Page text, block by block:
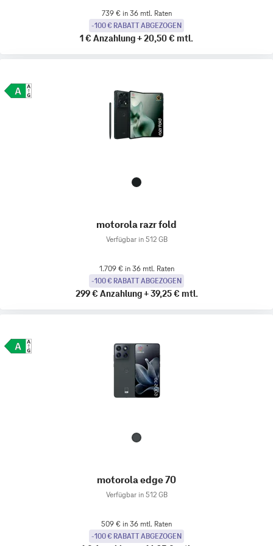
739 € in 36 mtl. Raten
-100 € RABATT ABGEZOGEN
1 € Anzahlung+20,50 € mtl.
motorola razr fold
Verfügbar in 512 GB
1.709 € in 36 mtl. Raten
-100 € RABATT ABGEZOGEN
299 € Anzahlung+39,25 € mtl.
motorola edge 70
Verfügbar in 512 GB
509 € in 36 mtl. Raten
-100 € RABATT ABGEZOGEN